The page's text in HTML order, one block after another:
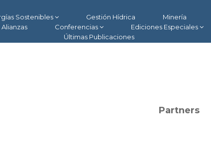
Sostenibles Gestión Hídrica Minería
Alianzas Conferencias Ediciones Especiales
Últimas Publicaciones
Partners